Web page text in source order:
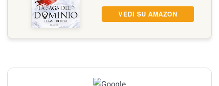
VEDI SU AMAZON